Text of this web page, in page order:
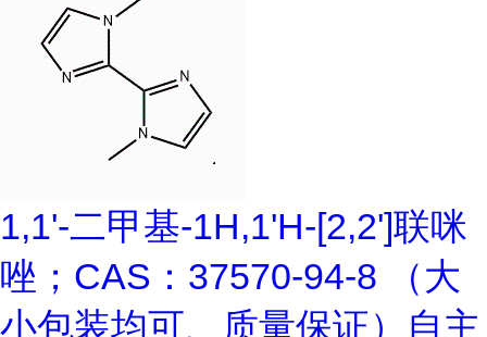
1,1'-二甲基-1H,1'H-[2,2']联咪
唑；CAS：37570-94-8 （大
小包装均可、质量保证）自主